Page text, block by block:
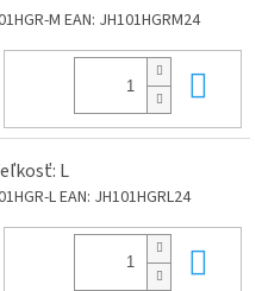
M EAN: JH101HGRM24
L
LEAN: JH101HGRL24